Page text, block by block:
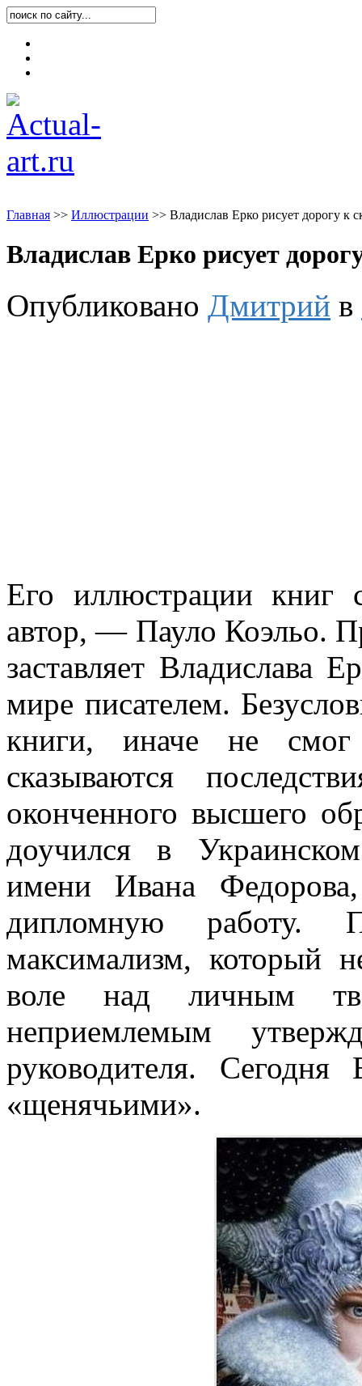
Главная >> Иллюстрации >> Владислав Ерко рисует дорогу к
Владислав Ерко рисует
Опубликовано Дмитрий в
Его иллюстрации книг
автор, — Пауло Коэльо.
заставляет Владислава
мире писателем.
книги, иначе не
сказываются
оконченного высшего
доучился в
имени Ивана
дипломную работу.
максимализм, который
воле над личным
неприемлемым
руководителя.
«щенячьими».